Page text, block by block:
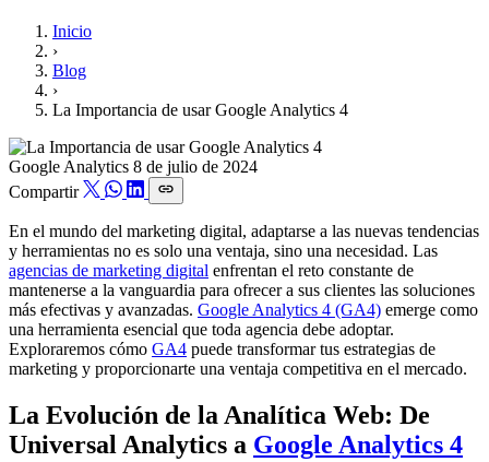
Inicio
›
Blog
›
La Importancia de usar Google Analytics 4
Google Analytics 8 de julio de 2024
Compartir
En el mundo del marketing digital, adaptarse a las nuevas tendencias
y herramientas no es solo una ventaja, sino una necesidad. Las
agencias de marketing digital enfrentan el reto constante de
mantenerse a la vanguardia para ofrecer a sus clientes las soluciones
más efectivas y avanzadas. Google Analytics 4 (GA4) emerge como
una herramienta esencial que toda agencia debe adoptar.
Exploraremos cómo GA4 puede transformar tus estrategias de
marketing y proporcionarte una ventaja competitiva en el mercado.
La Evolución de la Analítica Web: De
Universal Analytics a Google Analytics 4